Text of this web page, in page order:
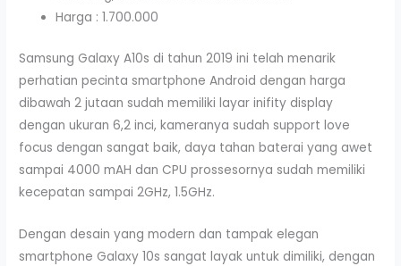
Harga : 1.700.000
Samsung Galaxy A10s di tahun 2019 ini telah menarik
perhatian pecinta smartphone Android dengan harga
dibawah 2 jutaan sudah memiliki layar inifity display
dengan ukuran 6,2 inci, kameranya sudah support love
focus dengan sangat baik, daya tahan baterai yang awet
sampai 4000 mAH dan CPU prossesornya sudah memiliki
kecepatan sampai 2GHz, 1.5GHz.
Dengan desain yang modern dan tampak elegan
smartphone Galaxy 10s sangat layak untuk dimiliki, dengan